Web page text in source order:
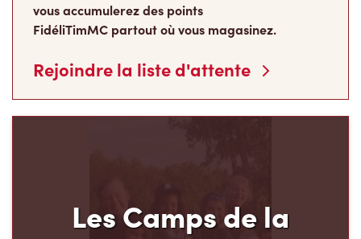
vous accumulerez des points
FidéliTimMC partout où vous magasinez.
Rejoindre la liste d'attente
Les Camps de la